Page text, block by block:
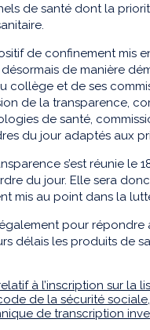
de santé dont la
de confinement mis
de manière
collège et de ses
de la transparence,
de santé,
du jour adaptés aux
s’est réunie le
du jour. Elle sera
mis au point dans la
pour répondre
délais les produits de
à l’inscription sur la
code de la sécurité
de transcription